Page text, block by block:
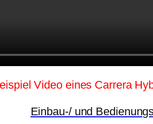
Video eines Carrera
Einbau-/ und